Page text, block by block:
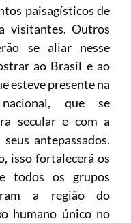
paisagísticos de
visitantes. Outros
se aliar nesse
ao Brasil e ao
esteve presente na
que se
secular e com a
antepassados.
isso fortalecerá os
todos os grupos
a região do
humano único no